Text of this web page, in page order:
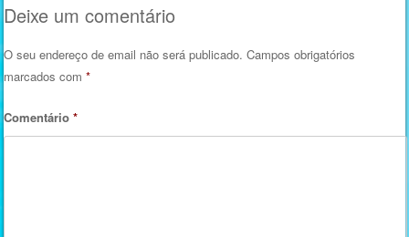
Deixe um comentário
O seu endereço de email não será publicado. Campos obrigatórios
marcados com*
Comentário*